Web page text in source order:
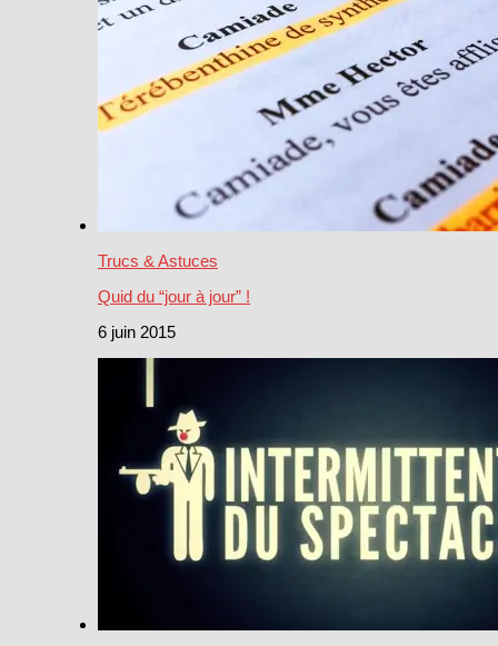
Trucs & Astuces
Quid du “jour à jour” !
6 juin 2015